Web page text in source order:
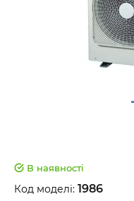
В наявності
Код моделі: 1986